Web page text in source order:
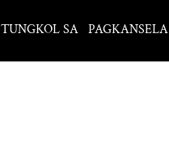
TUNGKOL SA PAGKANSELA